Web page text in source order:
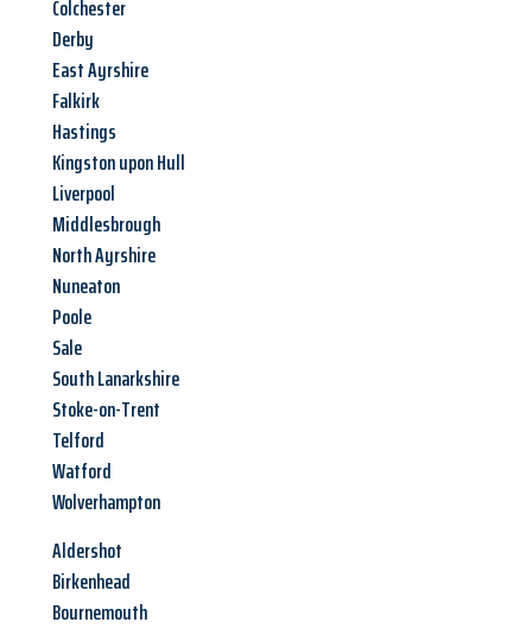
Colchester
Derby
East Ayrshire
Falkirk
Hastings
Kingston upon Hull
Liverpool
Middlesbrough
North Ayrshire
Nuneaton
Poole
Sale
South Lanarkshire
Stoke-on-Trent
Telford
Watford
Wolverhampton
Aldershot
Birkenhead
Bournemouth